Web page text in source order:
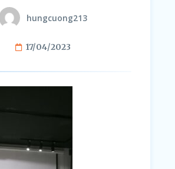
hungcuong213
17/04/2023